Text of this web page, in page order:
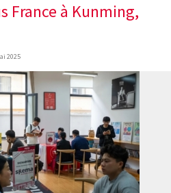
France à Kunming,
2025